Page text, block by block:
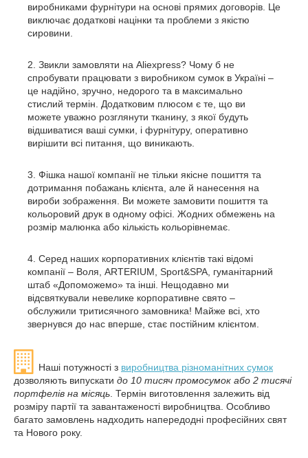
виробниками фурнітури на основі прямих договорів. Це
виключає додаткові націнки та проблеми з якістю
сировини.
Звикли замовляти на Aliexpress? Чому б не
спробувати працювати з виробником сумок в Україні –
це надійно, зручно, недорого та в максимально
стислий термін. Додатковим плюсом є те, що ви
можете уважно розглянути тканину, з якої будуть
відшиватися ваші сумки, і фурнітуру, оперативно
вирішити всі питання, що виникають.
Фішка нашої компанії не тільки якісне пошиття та
дотримання побажань клієнта, але й нанесення на
вироби зображення. Ви можете замовити пошиття та
кольоровий друк в одному офісі. Жодних обмежень на
розмір малюнка або кількість кольорівнемає.
Серед наших корпоративних клієнтів такі відомі
компанії – Воля, ARTERIUM, Sport&SPA, гуманітарний
штаб «Допоможемо» та інші. Нещодавно ми
відсвяткували невелике корпоративне свято –
обслужили тритисячного замовника! Майже всі, хто
звернувся до нас вперше, стає постійним клієнтом.
Наші потужності з виробництва різноманітних сумок
дозволяють випускати до 10 тисяч промосумок або 2 тисячі
портфелів на місяць . Термін виготовлення залежить від
розміру партії та завантаженості виробництва. Особливо
багато замовлень надходить напередодні професійних свят
та Нового року.